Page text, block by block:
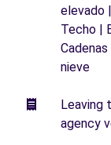
elevado
Techo |
nieve
Leaving
agency